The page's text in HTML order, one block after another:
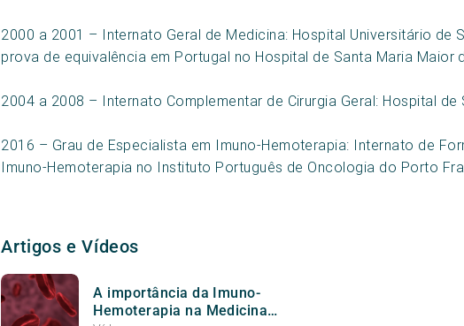
2000 a 2001 – Internato Geral de Medicina: Hospital Universitário de
prova de equivalência em Portugal no Hospital de Santa Maria Maior
2004 a 2008 – Internato Complementar de Cirurgia Geral: Hospital
2016 – Grau de Especialista em Imuno-Hemoterapia: Internato de
Imuno-Hemoterapia no Instituto Português de Oncologia do Porto
Artigos e Vídeos
A importância da Imuno-
Hemoterapia na Medicina